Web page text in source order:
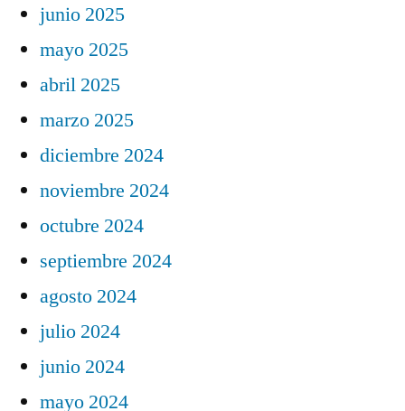
junio 2025
mayo 2025
abril 2025
marzo 2025
diciembre 2024
noviembre 2024
octubre 2024
septiembre 2024
agosto 2024
julio 2024
junio 2024
mayo 2024